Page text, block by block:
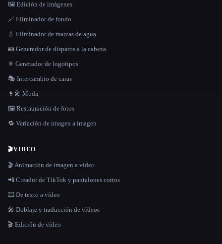
🖼️ Edición de imágenes
🪄 Eliminador de fondo
💧 Eliminador de marcas de agua
🪪 Generador de disparos a la cabeza
⚜️ Generador de logotipos
🎭 Intercambio de caras
👩‍🎤 Moda
🖼️ Restauración de fotos
🔁 Variación de imagen a imagen
🎬VIDEO
🎬 Animación de imagen a vídeo
📲 Creador de TikTok y pantalones cortos
🎞️ De texto a vídeo
🎤 Doblaje y traducción de vídeos
🎬 Edición de vídeo